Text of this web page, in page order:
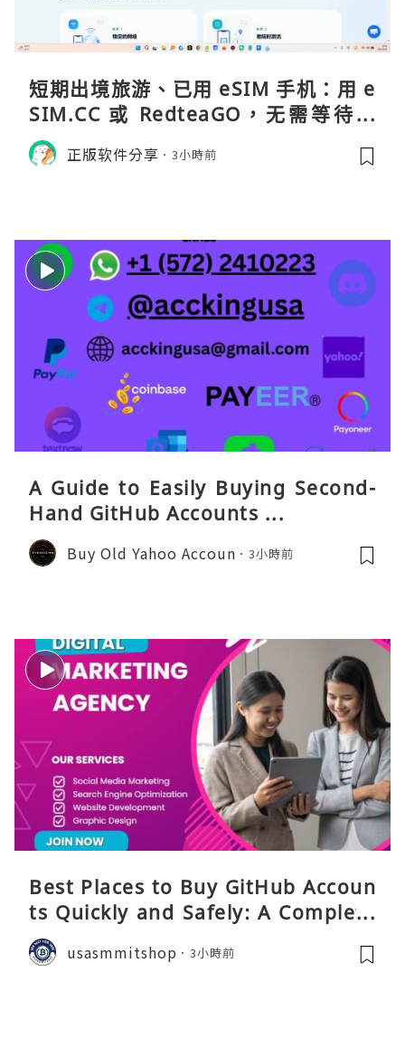
短期出境旅游、已用 eSIM 手机：用 e
SIM.CC 或 RedteaGO，无需等待收
货。需要“当地号码 + 通话短信”（如
打车、外卖、客户联络）：优先 Redt
正版软件分享 3小時前
A Guide to Easily Buying Second-
Hand GitHub Accounts ...
Buy Old Yahoo Accoun 3小時前
Best Places to Buy GitHub Accoun
ts Quickly and Safely: A Complete
Guide
usasmmitshop 3小時前